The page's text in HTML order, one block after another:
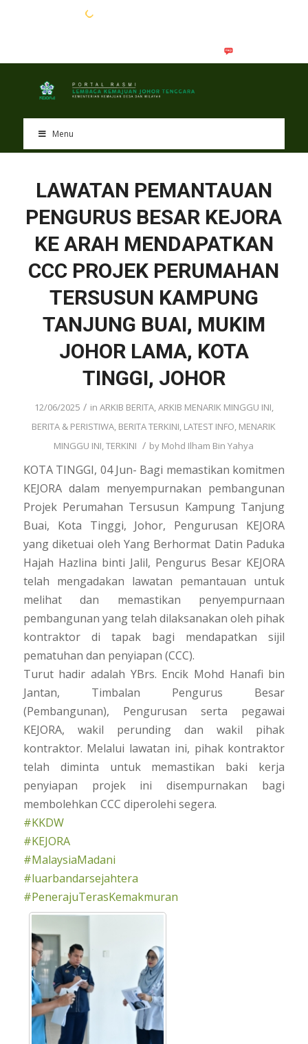
Menu
LAWATAN PEMANTAUAN
PENGURUS BESAR KEJORA
KE ARAH MENDAPATKAN
CCC PROJEK PERUMAHAN
TERSUSUN KAMPUNG
TANJUNG BUAI, MUKIM
JOHOR LAMA, KOTA
TINGGI, JOHOR
12/06/2025 / in ARKIB BERITA,ARKIB MENARIK MINGGU INI,
BERITA & PERISTIWA, BERITA TERKINI, LATEST INFO, MENARIK
MINGGU INI,TERKINI / by Mohd Ilham Bin Yahya
KOTA TINGGI, 04 Jun- Bagi memastikan komitmen
KEJORA dalam menyempurnakan pembangunan
Projek Perumahan Tersusun Kampung Tanjung
Buai, Kota Tinggi, Johor, Pengurusan KEJORA
yang diketuai oleh Yang Berhormat Datin Paduka
Hajah Hazlina binti Jalil, Pengurus Besar KEJORA
telah mengadakan lawatan pemantauan untuk
melihat dan memastikan penyempurnaan
pembangunan yang telah dilaksanakan oleh pihak
kontraktor di tapak bagi mendapatkan sijil
pematuhan dan penyiapan (CCC).
Turut hadir adalah YBrs. Encik Mohd Hanafi bin
Jantan, Timbalan Pengurus Besar
(Pembangunan), Pengurusan serta pegawai
KEJORA, wakil perunding dan wakil pihak
kontraktor. Melalui lawatan ini, pihak kontraktor
telah diminta untuk memastikan baki kerja
penyiapan projek ini disempurnakan bagi
membolehkan CCC diperolehi segera.
#KKDW
#KEJORA
#MalaysiaMadani
#luarbandarsejahtera
#PenerajuTerasKemakmuran